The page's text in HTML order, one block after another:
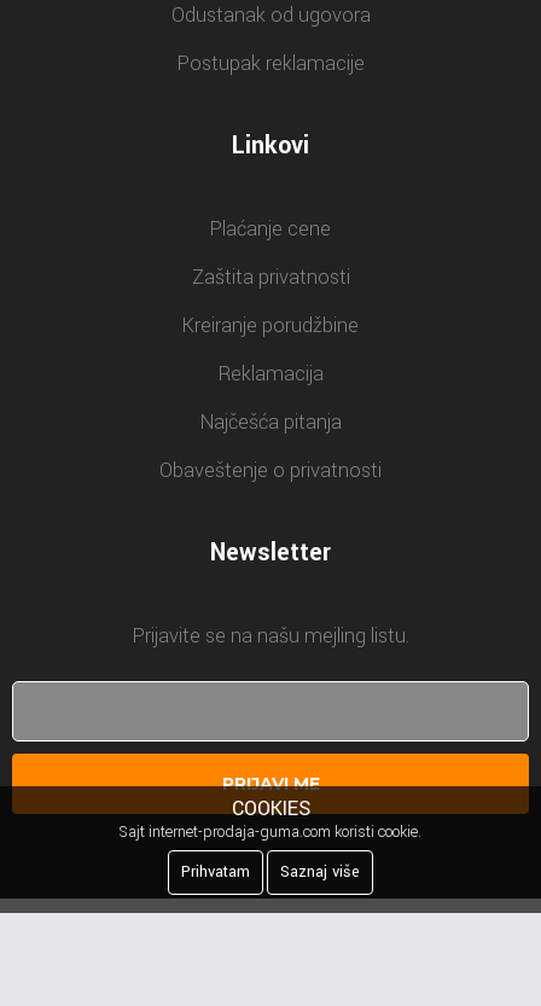
Odustanak od ugovora
Postupak reklamacije
Linkovi
Plaćanje cene
Zaštita privatnosti
Kreiranje porudžbine
Reklamacija
Najčešća pitanja
Obaveštenje o privatnosti
Newsletter
Prijavite se na našu mejling listu.
PRIJAVI ME
COOKIES
Sajt internet-prodaja-guma.com koristi cookie.
Prihvatam
Saznaj više